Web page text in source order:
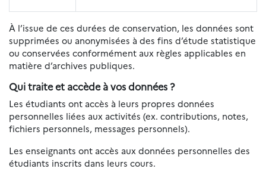
À l’issue de ces durées de conservation, les données sont
supprimées ou anonymisées à des fins d’étude statistique
ou conservées conformément aux règles applicables en
matière d’archives publiques.
Qui traite et accède à vos données ?
Les étudiants ont accès à leurs propres données
personnelles liées aux activités (ex. contributions, notes,
fichiers personnels, messages personnels).
Les enseignants ont accès aux données personnelles des
étudiants inscrits dans leurs cours.